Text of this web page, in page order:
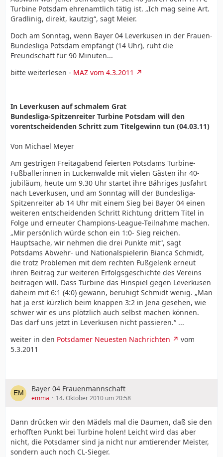
Turbine Potsdam ehrenamtlich tätig ist. „Ich mag seine Art.
Gradlinig, direkt, kautzig“, sagt Meier.
Doch am Sonntag, wenn Bayer 04 Leverkusen in der Frauen-
Bundesliga Potsdam empfängt (14 Uhr), ruht die
Freundschaft für 90 Minuten...
bitte weiterlesen - MAZ vom 4.3.2011
In Leverkusen auf schmalem Grat
Bundesliga-Spitzenreiter Turbine Potsdam will den
vorentscheidenden Schritt zum Titelgewinn tun (04.03.11)
Von Michael Meyer
Am gestrigen Freitagabend feierten Potsdams Turbine-
Fußballerinnen in Luckenwalde mit vielen Gästen ihr 40-
jubiläum, heute um 9.30 Uhr startet ihre Bähriges Jusfahrt
nach Leverkusen, und am Sonntag will der Bundesliga-
Spitzenreiter ab 14 Uhr mit einem Sieg bei Bayer 04 einen
weiteren entscheidenden Schritt Richtung drittem Titel in
Folge und erneuter Champions-League-Teilnahme machen.
„Mir persönlich würde schon ein 1:0- Sieg reichen.
Hauptsache, wir nehmen die drei Punkte mit“, sagt
Potsdams Abwehr- und Nationalspielerin Bianca Schmidt,
die trotz Problemen mit dem rechten Fußgelenk erneut
ihren Beitrag zur weiteren Erfolgsgeschichte des Vereins
beitragen will. Dass Turbine das Hinspiel gegen Leverkusen
daheim mit 6:1 (4:0) gewann, beruhigt Schmidt wenig. „Man
hat ja erst kürzlich beim knappen 3:2 in Jena gesehen, wie
schwer wir es uns plötzlich auch selbst machen können.
Das darf uns jetzt in Leverkusen nicht passieren.“ ...
weiter in den Potsdamer Neuesten Nachrichten
vom
5.3.2011
Bayer 04 Frauenmannschaft
emma 14. Oktober 2010 um 20:58
Dann drücken wir den Mädels mal die Daumen, daß sie den
erhofften Punkt bei Turbine holen! Leicht wird das aber
nicht, die Potsdamer sind ja nicht nur amtierender Meister,
sondern auch noch CL-Sieger.